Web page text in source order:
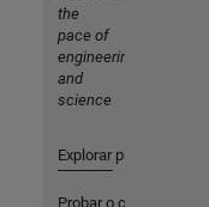
the
pace of
engineering
and
science
Explorar productos
Probar o comprar